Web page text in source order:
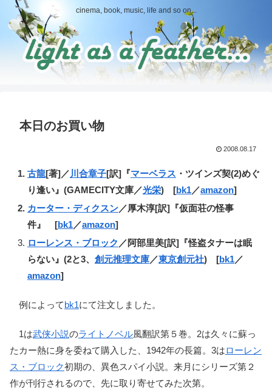
cinema, book, music, life and so on...
本日のお買い物
2008.08.17
古龍[著]／ 川合章子[訳]『マーベラス ・ツインズ契(2)めぐ
り逢い』(GAMECITY文庫／光栄) [bk1／amazon]
カーター・ディクスン／厚木淳[訳]『仮面荘の怪事
件』 [bk1／amazon]
ローレンス・ブロック ／阿部里美[訳]『怪盗タナーは眠
らない』(2と3、 創元推理文庫／東京創元社) [bk1／
amazon]
例によってbk1にて注文しました。
1は武侠小説のライトノベル風翻訳第５巻。2は久々に蘇っ
たカー熱に身を委ねて購入した、1942年の長篇。3はローレン
ス・ブロック初期の、異色スパイ小説。来月にシリーズ第２
作が刊行されるので、先に取り寄せてみた次第。